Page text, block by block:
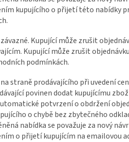
kupujícího o přijetí této nabídky
Kupující může zrušit
Kupující může zrušit
podmínkách.
straně prodávajícího při uvedení
povinen dodat kupujícímu
potvrzení o obdržení
o chybě bez zbytečného
nabídka se považuje za nový
o přijetí kupujícím na emailovou